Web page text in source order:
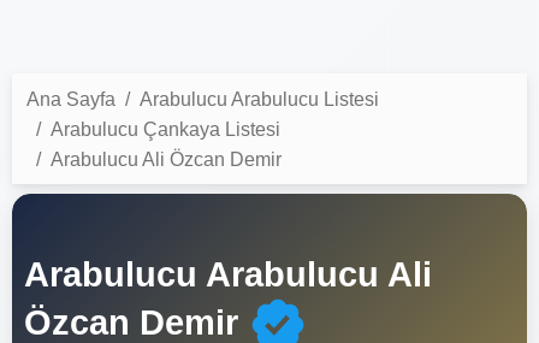
Ana Sayfa
Arabulucu Arabulucu Listesi
Arabulucu Çankaya Listesi
Arabulucu Ali Özcan Demir
Arabulucu Arabulucu Ali
Özcan Demir